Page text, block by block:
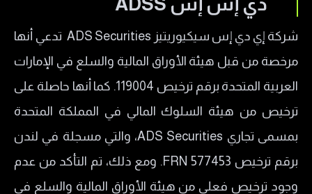
دي إس إس ADSS
شركة إي دي إس سيكيوريتيز ADS Securities تدعي أنها
مرخصة من قبل هيئة الأوراق المالية والسلع في الإمارات
العربية المتحدة برقم ترخيص 119004. كما أنها حاصلة على
ترخيص من هيئة السلوك المالي في المملكة المتحدة
بمسمى تجاري ADS Securities، والتي مسجلة في لندن
برقم ترخيص FRN 577453. ومع ذلك، تم التأكد من عدم
وجود ترخيص فعلي من هيئة الأوراق المالية والسلع في